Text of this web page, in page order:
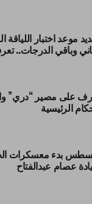
موعد اختبار اللياقة
وباقي الدرجات..
على مصير “دري”
الرئيسية
بدء معسكرات
عصام عبدالفتاح